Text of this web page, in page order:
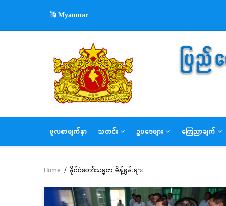
main
Myanmar
MAIN
NAVIGATION
မူလစာမျက်နှာ သတင်း ဥပဒေများ ကြေညာချက်
Breadcrumb
Home / နိုင်ငံတော်သမ္မတ မိန့်ခွန်းများ